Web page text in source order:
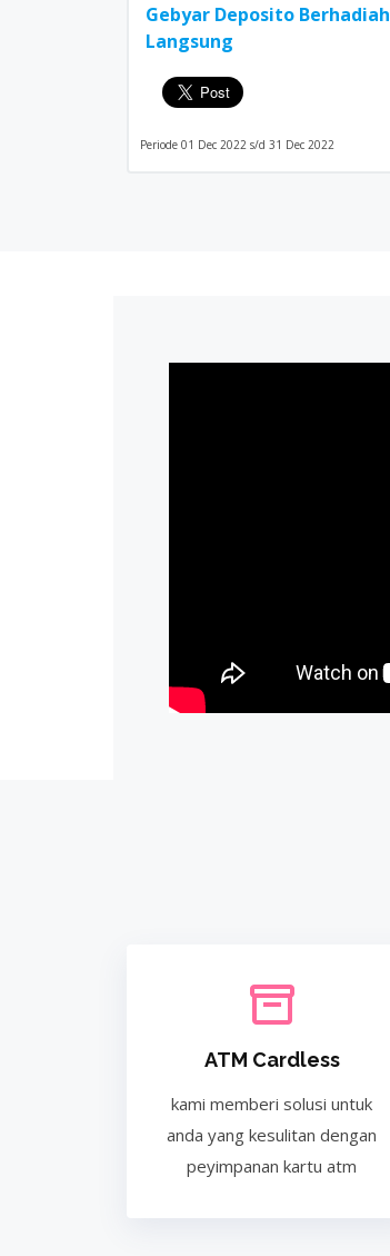
Gebyar Deposito Berhadiah
Langsung
Periode 01 Dec 2022 s/d 31 Dec 2022
ATM Cardless
kami memberi solusi untuk
anda yang kesulitan dengan
peyimpanan kartu atm